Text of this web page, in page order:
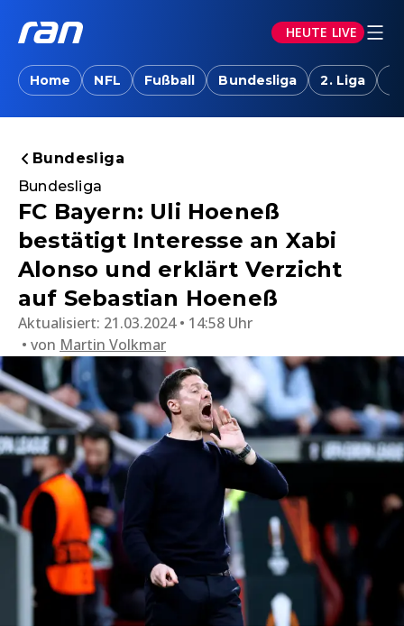
HEUTE LIVE
Home NFL Fußball Bundesliga 2. Liga
Bundesliga
Bundesliga
FC Bayern: Uli Hoeneß
bestätigt Interesse an Xabi
Alonso und erklärt Verzicht
auf Sebastian Hoeneß
Aktualisiert: 21.03.2024 • 14:58 Uhr
von Martin Volkmar